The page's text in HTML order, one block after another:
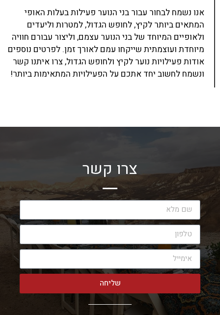
אנו נשמח לבחור עבור בני הנוער פעילות בעלות האופי
המתאים ביותר לקיץ, לחופש הגדול, למטרות וליעדים
ולאופיים המיוחד של בני הנוער עצמם, וליצור עבורם חוויה
מיוחדת ועוצמתית שייקחו עמם לאורך זמן. לפרטים נוספים
אודות פעילויות נוער לקיץ ולחופש הגדול, צרו איתנו קשר
ונשמח לחשוב יחד אתכם על הפעילויות המתאימות ביותר!
צרו קשר
שליחה